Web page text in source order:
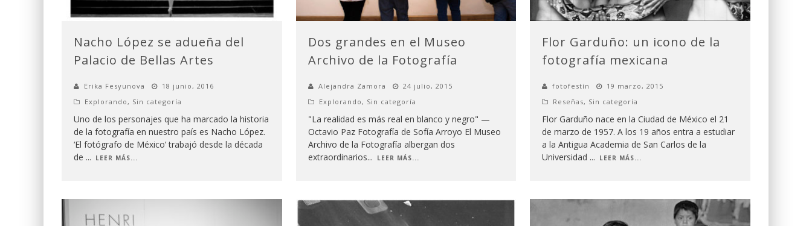
Nacho López se adueña del
Palacio de Bellas Artes
Erika Fesyunova
18 junio, 2016
Explorando, Sin categoría
Uno de los personajes que ha marcado la historia
de la fotografía en nuestro país es Nacho López.
‘El fotógrafo de México’ trabajó desde la década
de ... LEER MÁS...
Dos grandes en el Museo
Archivo de la Fotografía
Alejandra Zamora
24 julio, 2015
Explorando, Sin categoría
"La realidad es más real en blanco y negro" —
Octavio Paz Fotografía de Sofía Arroyo El Museo
Archivo de la Fotografía albergan dos
extraordinarios... LEER MÁS...
Flor Garduño: un icono de la
fotografía mexicana
fotofestín
19 marzo, 2015
Reseñas, Sin categoría
Flor Garduño nace en la Ciudad de México el 21
de marzo de 1957. A los 19 años entra a estudiar
a la Antigua Academia de San Carlos de la
Universidad ... LEER MÁS...